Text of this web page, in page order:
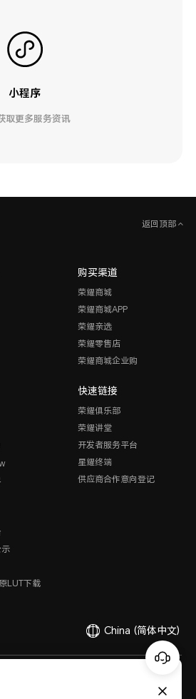
小程序
取更多服务资讯
返回顶部
LUT下载
购买渠道
荣耀商城
荣耀商城APP
荣耀亲选
荣耀零售店
荣耀商城企业购
快速链接
荣耀俱乐部
荣耀讲堂
开发者服务平台
星耀终端
供应商合作意向登记
China (简体中文)
粤ICP备20047157号
医疗器械网络交易服务第三方平台备案